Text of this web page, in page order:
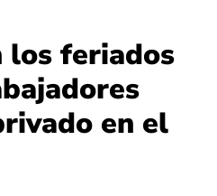
los feriados
en el